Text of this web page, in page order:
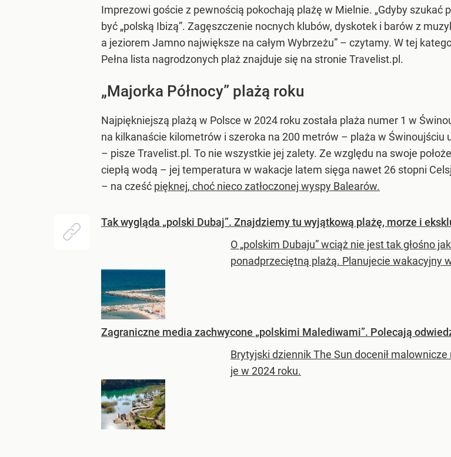
Imprezowi goście z pewnością pokochają plażę w Mielnie. „Gdyby szukać
być „polską Ibizą”. Zagęszczenie nocnych klubów, dyskotek i barów z
a jeziorem Jamno największe na całym Wybrzeżu” – czytamy. W tej
Pełna lista nagrodzonych plaż znajduje się na stronie Travelist.pl.
„Majorka Północy” plażą roku
Najpiękniejszą plażą w Polsce w 2024 roku została plaża numer 1 w
na kilkanaście kilometrów i szeroka na 200 metrów – plaża w Świnoujściu
– pisze Travelist.pl. To nie wszystkie jej zalety. Ze względu na swoje
ciepłą wodą – jej temperatura w wakacje latem sięga nawet 26 stopni
– na cześć pięknej, choć nieco zatłoczonej wyspy Balearów.
Tak wygląda „polski Dubaj”. Znajdziemy tu wyjątkową plażę, morze i
O „polskim Dubaju” wciąż nie jest tak głośno
ponadprzeciętną plażą. Planujecie wakacyjny
Zagraniczne media zachwycone „polskimi Malediwami”. Polecają
Brytyjski dziennik The Sun docenił
je w 2024 roku.